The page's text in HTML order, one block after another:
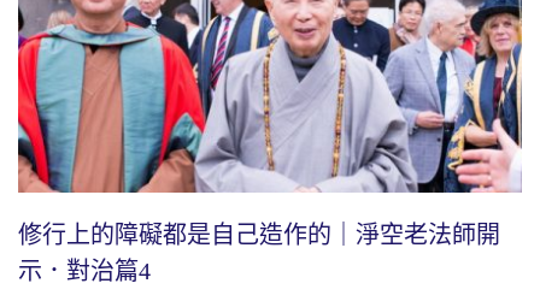
修行上的障礙都是自己造作的｜淨空老法師開
示．對治篇4